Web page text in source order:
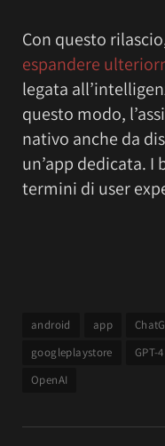
Con questo
espandere
legata
questo modo,
nativo anche da
un’app dedicata.
termini di user
android app
googleplaystore
GPT-4
OpenAI